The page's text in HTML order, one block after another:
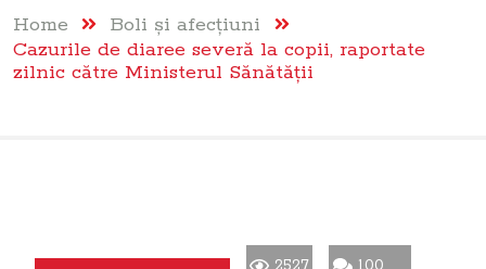
Home
Boli şi afecţiuni
Cazurile de diaree severă la copii, raportate
zilnic către Ministerul Sănătăţii